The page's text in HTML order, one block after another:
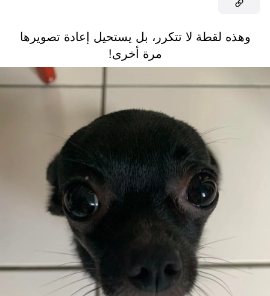
وهذه لقطة لا تتكرر، بل يستحيل إعادة تصويرها
مرة أخرى!